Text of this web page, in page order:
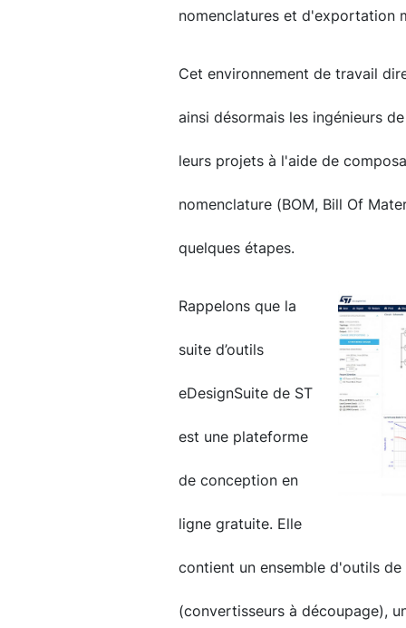
nomenclatures et d'exportation
Cet environnement de travail
ainsi désormais les ingénieurs
leurs projets à l'aide de
nomenclature (BOM, Bill Of
quelques étapes.
Rappelons que la
suite d’outils
eDesignSuite de ST
est une plateforme
de conception en
ligne gratuite. Elle
contient un ensemble d'outils
(convertisseurs à découpage),